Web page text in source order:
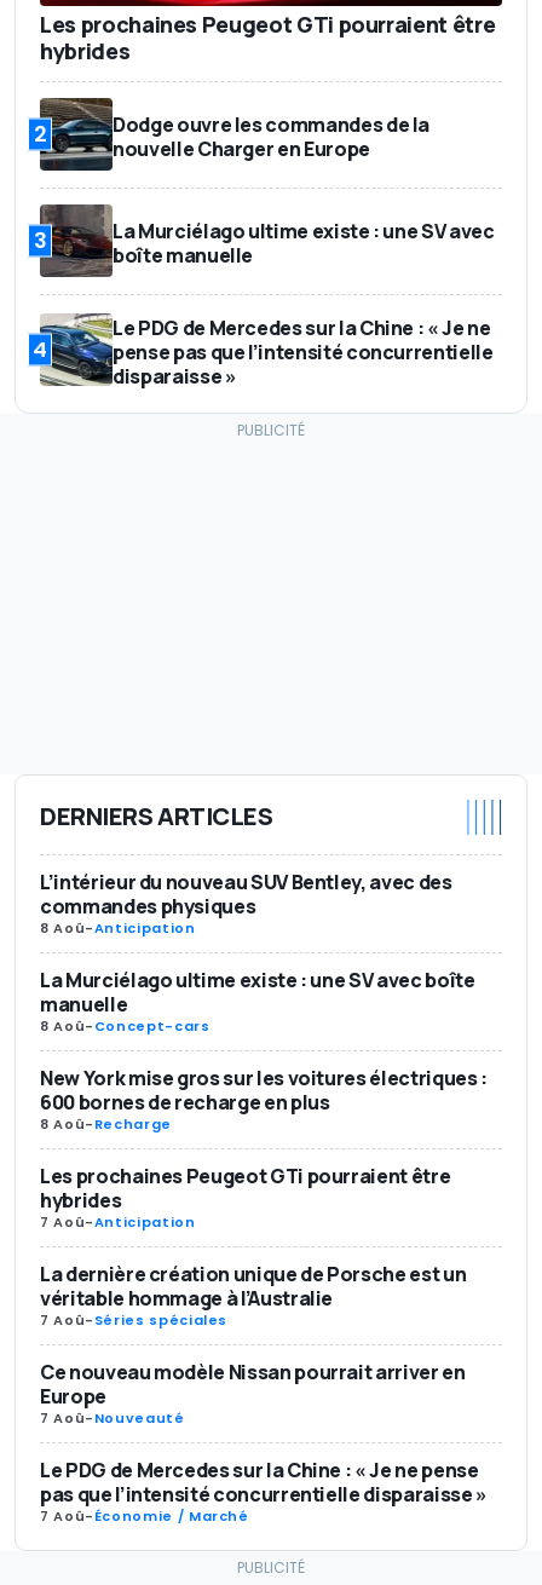
Les prochaines Peugeot GTi pourraient être
hybrides
2
Dodge ouvre les commandes de la
nouvelle Charger en Europe
3
La Murciélago ultime existe : une SV avec
boîte manuelle
4
Le PDG de Mercedes sur la Chine : « Je ne
pense pas que l’intensité concurrentielle
disparaisse »
DERNIERS ARTICLES
L’intérieur du nouveau SUV Bentley, avec des
commandes physiques
8 Aoû-Anticipation
La Murciélago ultime existe : une SV avec boîte
manuelle
8 Aoû-Concept-cars
New York mise gros sur les voitures électriques :
600 bornes de recharge en plus
8 Aoû-Recharge
Les prochaines Peugeot GTi pourraient être
hybrides
7 Aoû-Anticipation
La dernière création unique de Porsche est un
véritable hommage à l’Australie
7 Aoû-Séries spéciales
Ce nouveau modèle Nissan pourrait arriver en
Europe
7 Aoû-Nouveauté
Le PDG de Mercedes sur la Chine : « Je ne pense
pas que l’intensité concurrentielle disparaisse »
7 Aoû-Économie / Marché